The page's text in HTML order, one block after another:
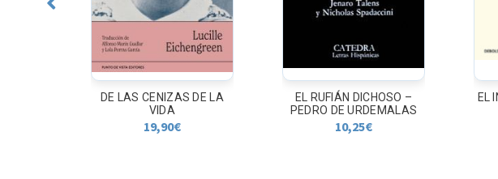
DE LAS CENIZAS DE LA
VIDA
19,90€
EL RUFIÁN DICHOSO –
PEDRO DE URDEMALAS
10,25€
EL